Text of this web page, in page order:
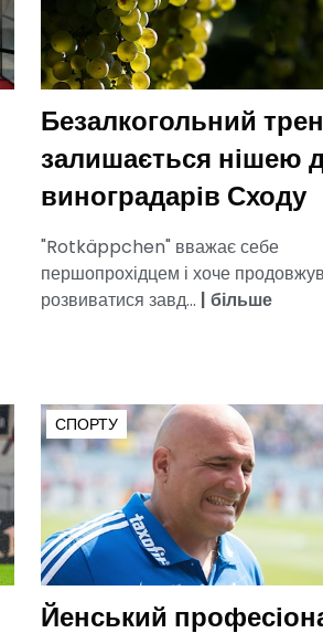
Безалкогольний
залишається нішею
виноградарів Сходу
"Rotkäppchen" вважає себе
першопрохідцем і хоче
розвиватися завд... | більше
СПОРТУ
Йенський